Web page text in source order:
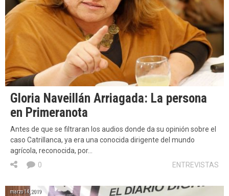
Gloria Naveillán Arriagada: La persona
en Primeranota
Antes de que se filtraran los audios donde da su opinión sobre el
caso Catrillanca, ya era una conocida dirigente del mundo
agrícola, reconocida, por…
ENTREVISTAS
0
marzo 14, 2019